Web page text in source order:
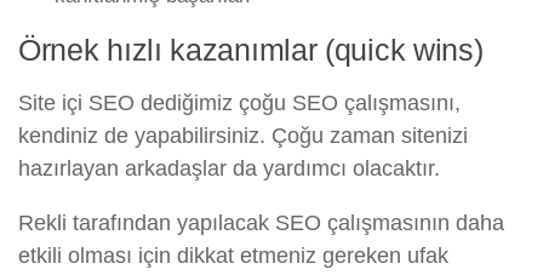
Örnek hızlı kazanımlar (quick wins)
Site içi SEO dediğimiz çoğu SEO çalışmasını,
kendiniz de yapabilirsiniz. Çoğu zaman sitenizi
hazırlayan arkadaşlar da yardımcı olacaktır.
Rekli tarafından yapılacak SEO çalışmasının daha
etkili olması için dikkat etmeniz gereken ufak